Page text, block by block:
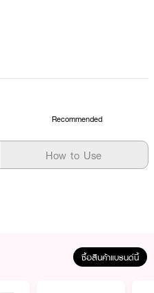
Recommended
How to Use
ซื้อสินค้าแบรนด์นี้